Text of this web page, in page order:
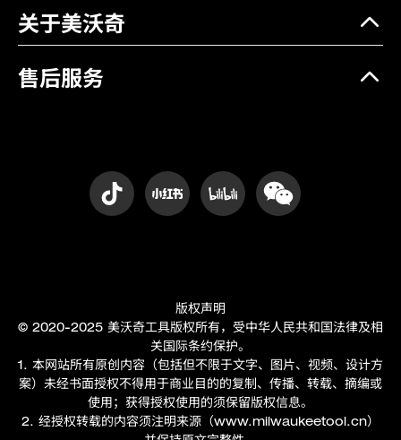
轨道行程直径 (mm)
振动 (m/s²) 3.17
裸机重量 (kg)
关于美沃奇
售后服务
版权声明
© 2020-2025 美沃奇工具版权所有，受中华人民共和国法律及相
关国际条约保护。
1. 本网站所有原创内容（包括但不限于文字、图片、视频、设计方
案）未经书面授权不得用于商业目的的复制、传播、转载、摘编或
使用；获得授权使用的须保留版权信息。
2. 经授权转载的内容须注明来源（www.milwaukeetool.cn）